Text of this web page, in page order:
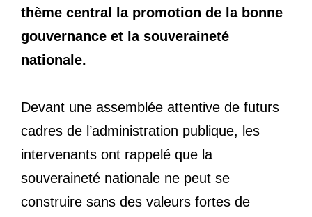
thème central la promotion de la bonne
gouvernance et la souveraineté
nationale.
Devant une assemblée attentive de futurs
cadres de l’administration publique, les
intervenants ont rappelé que la
souveraineté nationale ne peut se
construire sans des valeurs fortes de